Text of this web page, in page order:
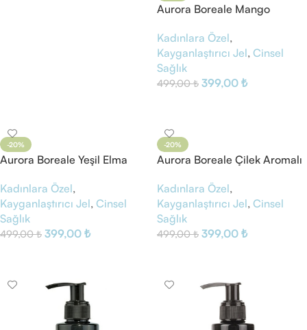
Aurora Boreale Mango
Kayganlaştırıcı Jel
Kadınlara Özel,
Kayganlaştırıcı Jel, Cinsel
Sağlık
499,00₺ 399,00 ₺
-20%
Aurora Boreale Yeşil Elma
Kadınlara Özel,
Kayganlaştırıcı Jel, Cinsel
Sağlık
499,00₺ 399,00 ₺
-20%
Aurora Boreale Çilek Aromalı
Kadınlara Özel,
Kayganlaştırıcı Jel, Cinsel
Sağlık
499,00₺ 399,00 ₺